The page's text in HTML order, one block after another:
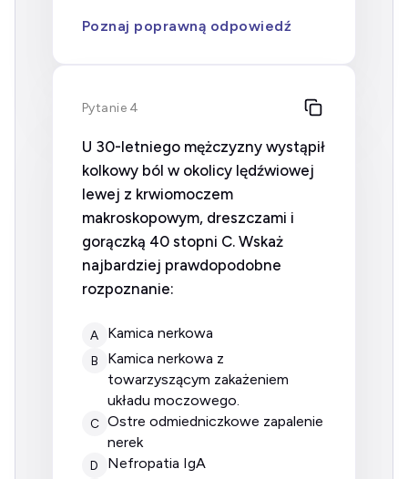
Poznaj poprawną odpowiedź
Pytanie 4
U 30-letniego mężczyzny wystąpił
kolkowy ból w okolicy lędźwiowej
lewej z krwiomoczem
makroskopowym, dreszczami i
gorączką 40 stopni C. Wskaż
najbardziej prawdopodobne
rozpoznanie:
A kamica nerkowa
B
kamica nerkowa z
towarzyszącym zakażeniem
układu moczowego.
C ostre odmiedniczkowe zapalenie
nerek
D nefropatia IgA